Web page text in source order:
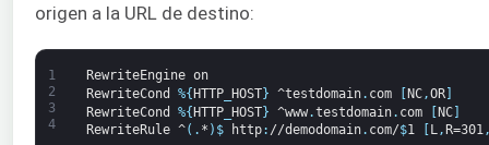
origen a la URL de destino:
1
2
3
4
RewriteEngine on
RewriteCond
%{HTTP_ HOST} ^testdomain. com [NC,OR]
RewriteCond
%{HTTP_ HOST} ^www.testdomain. com [NC]
RewriteRule ^( . * ) $ http: //demodomain. com/$1 L, R=301